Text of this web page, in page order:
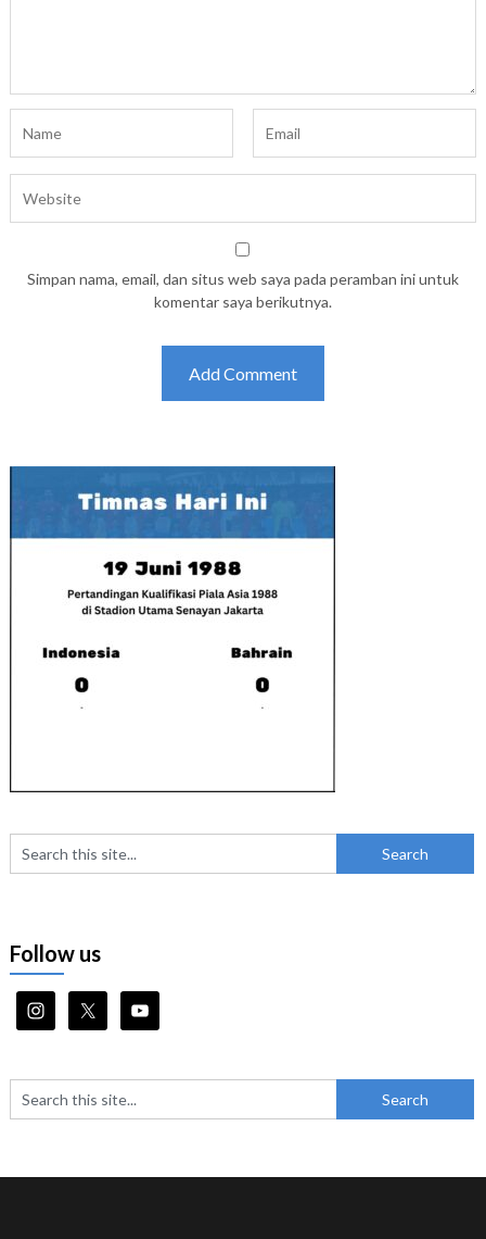
Simpan nama, email, dan situs web saya pada peramban ini untuk
komentar saya berikutnya.
Follow us